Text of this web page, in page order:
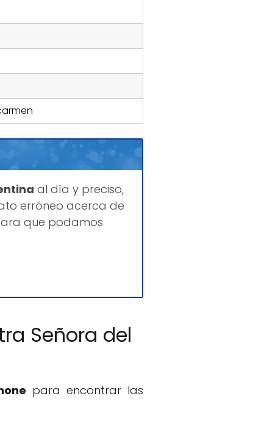
al día y preciso,
erróneo acerca de
que podamos
Señora del
para encontrar las